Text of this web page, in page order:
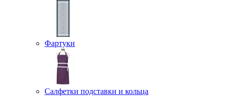
Фартуки
Салфетки подставки и кольца